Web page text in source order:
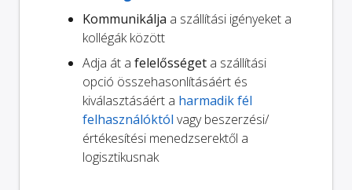
Kommunikálja a szállítási igényeket a
kollégák között
Adja át a felelősséget a szállítási
opció összehasonlításáért és
kiválasztásáért a harmadik fél
felhasználóktól vagy beszerzési/
értékesítési menedzserektől a
logisztikusnak